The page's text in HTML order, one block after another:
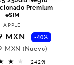
Premium
eSIM
Proveedor:
APPLE
MXN -40%
MXN(Nuevo)
(2429)2429